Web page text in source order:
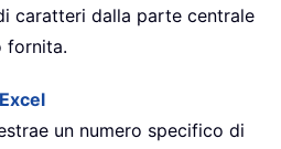
caratteri dalla parte centrale
fornita.
un numero specifico di